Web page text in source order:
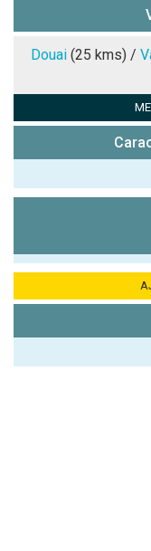
Note que vous
Antispam -
chiffres) :
Avis sur
(En
Douai (25 kms) /